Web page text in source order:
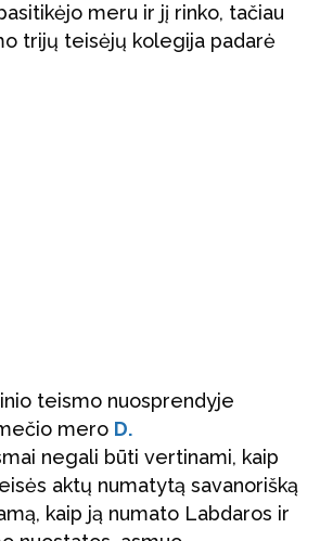
meru ir jį rinko, tačiau
trijų teisėjų kolegija padarė
teismo nuosprendyje
mero D.
negali būti vertinami, kaip
aktų numatytą savanorišką
kaip ją numato Labdaros ir